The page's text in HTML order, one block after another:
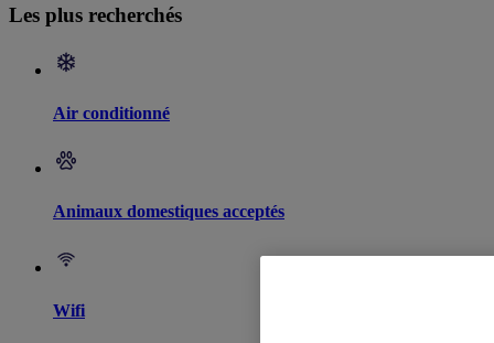
Les plus recherchés
Air conditionné
Animaux domestiques acceptés
Wifi